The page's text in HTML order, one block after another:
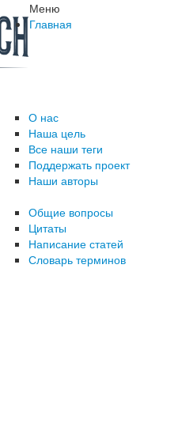
Меню
Главная
О нас
Наша цель
Все наши теги
Поддержать проект
Наши авторы
Общие вопросы
Цитаты
Написание статей
Словарь терминов